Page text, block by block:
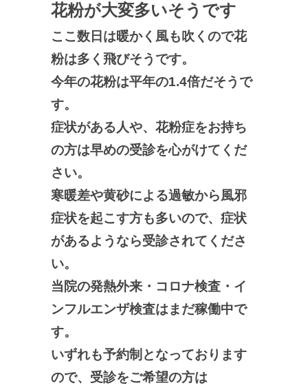
花粉が大変多いそうです
ここ数日は暖かく風も吹くので花
粉は多く飛びそうです。
今年の花粉は平年の1.4倍だそうで
す。
症状がある人や、花粉症をお持ち
の方は早めの受診を心がけてくだ
さい。
寒暖差や黄砂による過敏から風邪
症状を起こす方も多いので、症状
があるようなら受診されてくださ
い。
当院の発熱外来・コロナ検査・イ
ンフルエンザ検査はまだ稼働中で
す。
いずれも予約制となっております
ので、受診をご希望の方は